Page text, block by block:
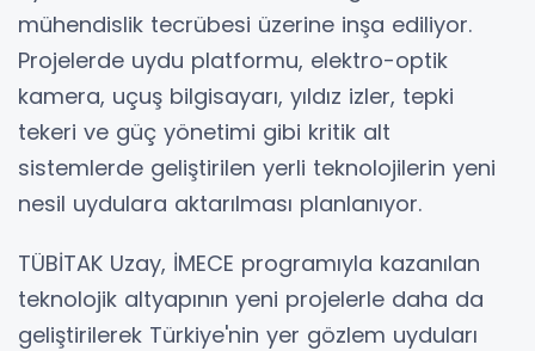
mühendislik tecrübesi üzerine inşa ediliyor.
Projelerde uydu platformu, elektro-optik
kamera, uçuş bilgisayarı, yıldız izler, tepki
tekeri ve güç yönetimi gibi kritik alt
sistemlerde geliştirilen yerli teknolojilerin yeni
nesil uydulara aktarılması planlanıyor.
TÜBİTAK Uzay, İMECE programıyla kazanılan
teknolojik altyapının yeni projelerle daha da
geliştirilerek Türkiye'nin yer gözlem uyduları